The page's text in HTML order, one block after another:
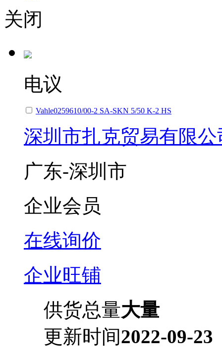
关闭
电议
Vahle0259610/00-2 SA-SKN 5/50 K-2 HS
深圳市扎克贸易有限公
广东-深圳市
企业会员
在线询价
企业旺铺
供货总量大量
更新时间2022-09-23